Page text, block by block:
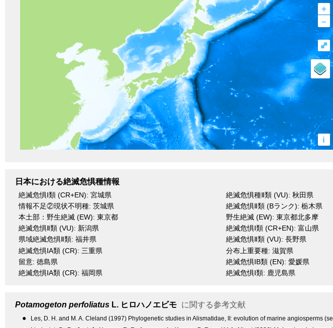
+
–
i
⤢
日本における絶滅危惧種情報
絶滅危惧Ⅰ類 (CR+EN): 宮城県 絶滅危惧種Ⅱ類 (VU): 秋田県
情報不足②現状不明種: 茨城県
絶滅危惧Ⅱ類 (Bランク): 栃木県
本土部：野生絶滅 (EW): 東京都
野生絶滅 (EW): 東京都北多摩
絶滅危惧Ⅱ類 (VU): 新潟県
絶滅危惧Ⅰ類 (CR+EN): 富山県
県域絶滅危惧Ⅱ類: 福井県
絶滅危惧Ⅱ類 (VU): 長野県
絶滅危惧ⅠA類 (CR): 三重県
分布上重要種: 滋賀県
留意: 徳島県
絶滅危惧ⅠB類 (EN): 愛媛県
絶滅危惧ⅠA類 (CR): 福岡県
絶滅危惧Ⅰ類: 鹿児島県
Potamogeton perfoliatus L. ヒロハノエビモ に関する参考文献
● Les, D. H. and M. A. Cleland (1997) Phylogenetic studies in Alismatidae, II: evolution of marine angiosperms